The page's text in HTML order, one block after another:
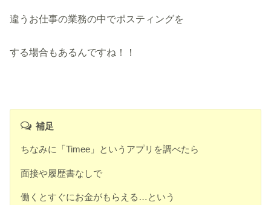
違うお仕事の業務の中でポスティングを
する場合もあるんですね！！
補足
ちなみに「Timee」というアプリを調べたら
面接や履歴書なしで
働くとすぐにお金がもらえる…という